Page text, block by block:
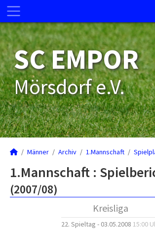
SC EMPOR
Mörsdorf e.V.
Männer Archiv 1.Mannschaft
1.Mannschaft :
(2007/08)
Kreisliga
22. Spieltag - 03.05.2008 15:00